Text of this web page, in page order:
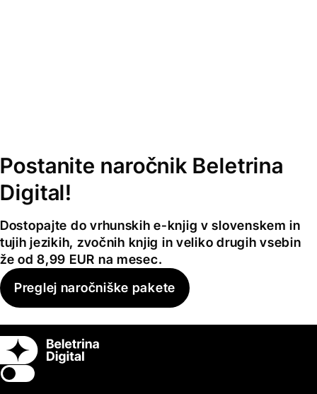
Postanite naročnik Beletrina
Digital!
Dostopajte do vrhunskih e-knjig v slovenskem in
tujih jezikih, zvočnih knjig in veliko drugih vsebin
že od 8,99 EUR na mesec.
Preglej naročniške pakete
Switch theme